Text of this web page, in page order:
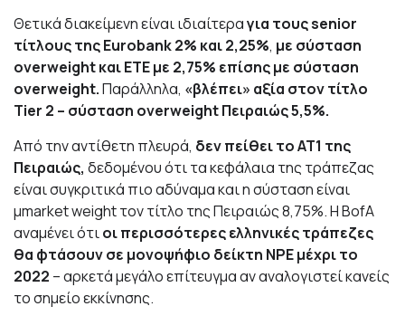
Θετικά διακείμενη είναι ιδιαίτεραγια τους senior
τίτλους της Eurobank 2% και 2,25%, με σύσταση
overweight και ETE με 2,75% επίσης με σύσταση
overweight.Παράλληλα, «βλέπει» αξία στον τίτλο
Tier 2 – σύσταση overweight Πειραιώς 5,5%.
Από την αντίθετη πλευρά, δεν πείθει το AT1 της
Πειραιώς, δεδομένου ότι τα κεφάλαια της τράπεζας
είναι συγκριτικά πιο αδύναμα και η σύσταση είναι
μmarket weight τον τίτλο της Πειραιώς 8,75%. Η BofA
αναμένει ότιοι περισσότερες ελληνικές τράπεζες
θα φτάσουν σε μονοψήφιο δείκτη NPE μέχρι το
2022 – αρκετά μεγάλο επίτευγμα αν αναλογιστεί κανείς
το σημείο εκκίνησης.